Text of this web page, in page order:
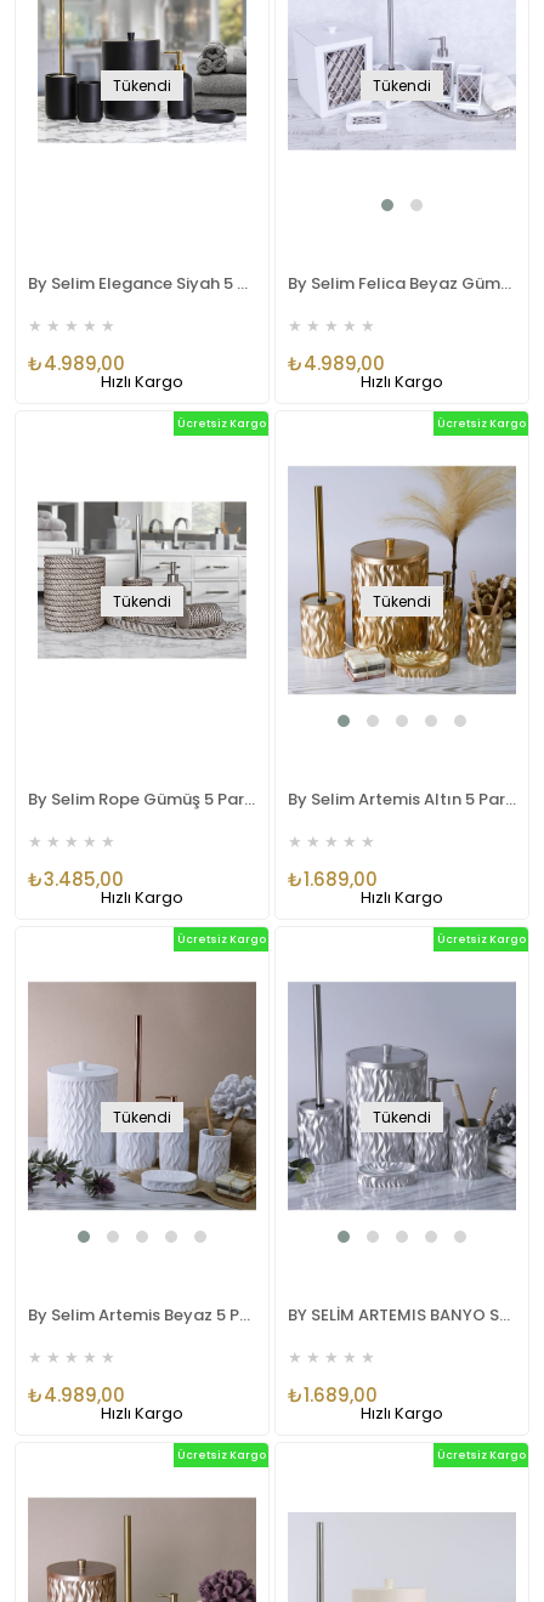
Tükendi
By Selim Elegance Siyah 5 Parça Polyester Banyo Seti
★ ★ ★ ★ ★
₺4.989,00
Hızlı Kargo
Tükendi
By Selim Felica Beyaz Gümüş 5 Parça Polyester Banyo Seti
★ ★ ★ ★ ★
₺4.989,00
Hızlı Kargo
Tükendi
By Selim Rope Gümüş 5 Parça Polyester Banyo Seti
★ ★ ★ ★ ★
₺3.485,00
Ücretsiz Kargo
Hızlı Kargo
Tükendi
By Selim Artemis Altın 5 Parça Polyester Banyo Seti
★ ★ ★ ★ ★
₺1.689,00
Ücretsiz Kargo
Hızlı Kargo
Tükendi
By Selim Artemis Beyaz 5 Parça Polyester Banyo Seti
★ ★ ★ ★ ★
₺4.989,00
Ücretsiz Kargo
Hızlı Kargo
Tükendi
BY SELİM ARTEMIS BANYO SETI GÜMÜS
★ ★ ★ ★ ★
₺1.689,00
Ücretsiz Kargo
Hızlı Kargo
Ücretsiz Kargo Ücretsiz Kargo